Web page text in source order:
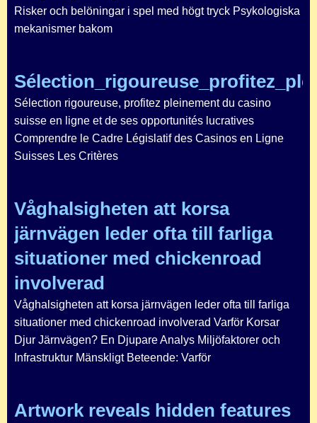
Risker och belöningar i spel med högt tryck Psykologiska
mekanismer bakom
Sélection rigoureuse, profitez pleinement du casino
suisse en ligne et de ses opportunités lucratives
Comprendre le Cadre Législatif des Casinos en Ligne
Suisses Les Critères
Våghalsigheten att korsa
järnvägen leder ofta till farliga
situationer med chickenroad
involverad
Våghalsigheten att korsa järnvägen leder ofta till farliga
situationer med chickenroad involverad Varför Korsar
Djur Järnvägen? En Djupare Analys Miljöfaktorer och
Infrastruktur Mänskligt Beteende: Varför
Artwork reveals hidden features